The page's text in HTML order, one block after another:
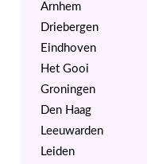
Arnhem
Driebergen
Eindhoven
Het Gooi
Groningen
Den Haag
Leeuwarden
Leiden